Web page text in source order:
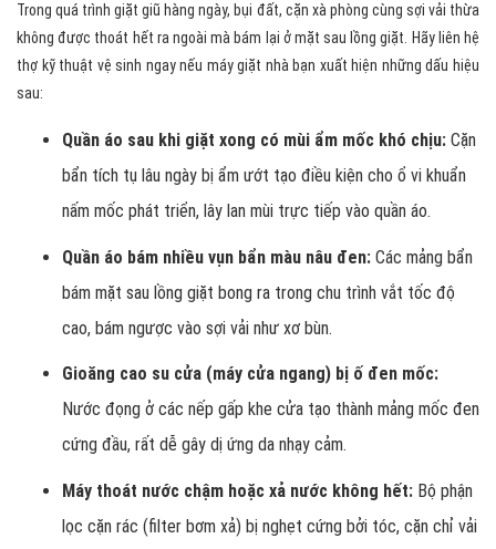
Trong quá trình giặt giũ hàng ngày, bụi đất, cặn xà phòng cùng sợi vải thừa
không được thoát hết ra ngoài mà bám lại ở mặt sau lồng giặt. Hãy liên hệ
thợ kỹ thuật vệ sinh ngay nếu máy giặt nhà bạn xuất hiện những dấu hiệu
sau:
Quần áo sau khi giặt xong có mùi ẩm mốc khó chịu:Cặn
bẩn tích tụ lâu ngày bị ẩm ướt tạo điều kiện cho ổ vi khuẩn
nấm mốc phát triển, lây lan mùi trực tiếp vào quần áo.
Quần áo bám nhiều vụn bẩn màu nâu đen:Các mảng bẩn
bám mặt sau lồng giặt bong ra trong chu trình vắt tốc độ
cao, bám ngược vào sợi vải như xơ bùn.
Gioăng cao su cửa (máy cửa ngang) bị ố đen mốc:
Nước đọng ở các nếp gấp khe cửa tạo thành mảng mốc đen
cứng đầu, rất dễ gây dị ứng da nhạy cảm.
Máy thoát nước chậm hoặc xả nước không hết:Bộ phận
lọc cặn rác (filter bơm xả) bị nghẹt cứng bởi tóc, cặn chỉ vải